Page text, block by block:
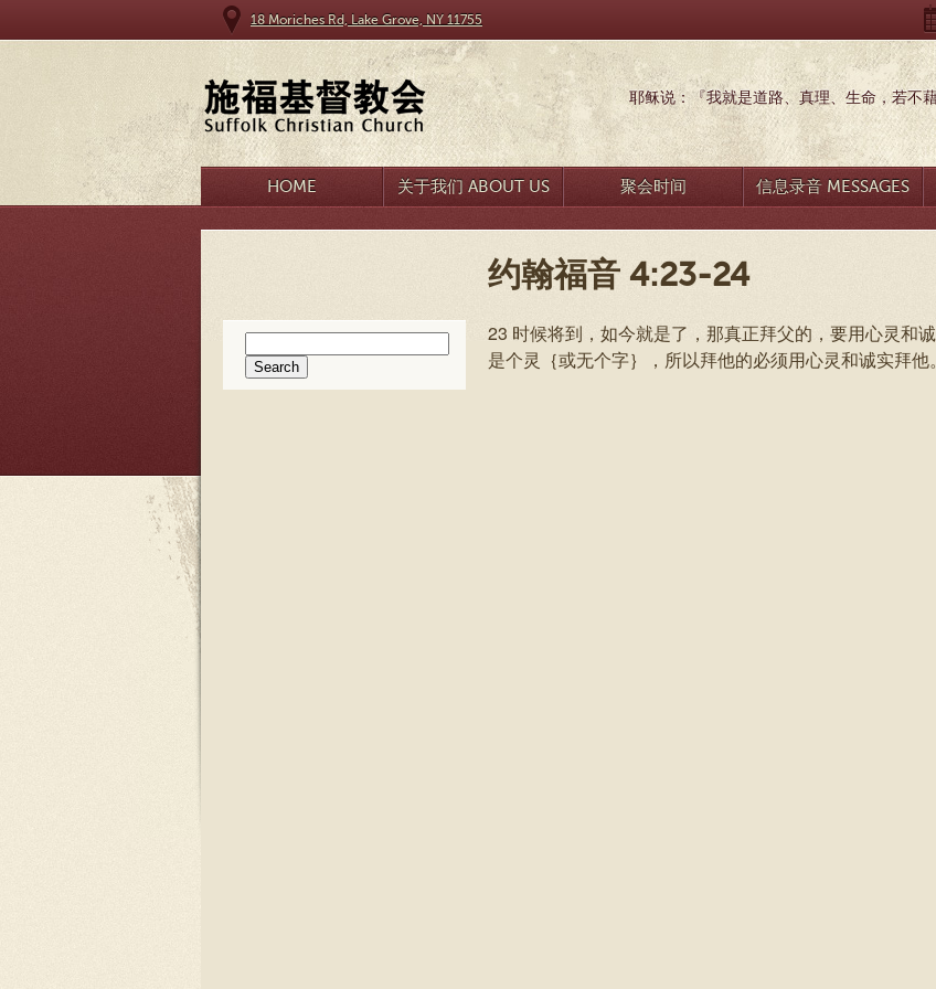
18 Moriches Rd, Lake Grove, NY 11755
耶稣说：『我就是道路、真理、生命，若不
HOME 关于我们 ABOUT US 聚会时间 信息录音 MESSAGES
约翰福音 4:23-24
for:
23 时候将到，如今就是了，那真正拜父的，要用心灵和
是个灵｛或无个字｝，所以拜他的必须用心灵和诚实拜他